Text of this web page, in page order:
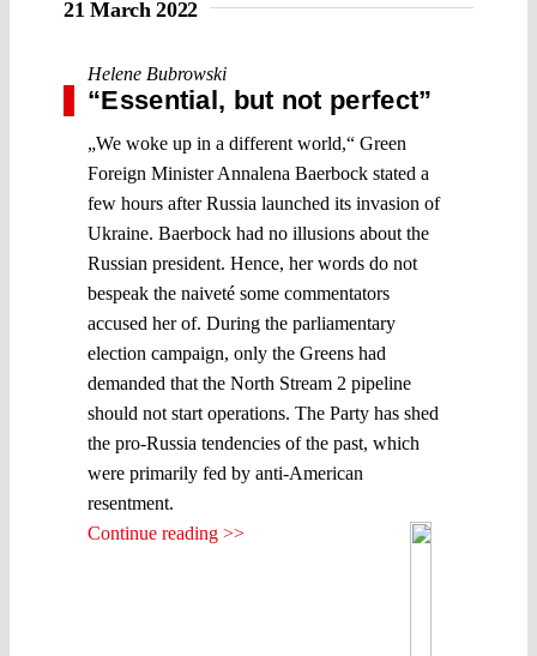
21 March 2022
Helene Bubrowski
“Essential, but not perfect”
„We woke up in a different world,“ Green
Foreign Minister Annalena Baerbock stated a
few hours after Russia launched its invasion of
Ukraine. Baerbock had no illusions about the
Russian president. Hence, her words do not
bespeak the naiveté some commentators
accused her of. During the parliamentary
election campaign, only the Greens had
demanded that the North Stream 2 pipeline
should not start operations. The Party has shed
the pro-Russia tendencies of the past, which
were primarily fed by anti-American
resentment.
Continue reading >>